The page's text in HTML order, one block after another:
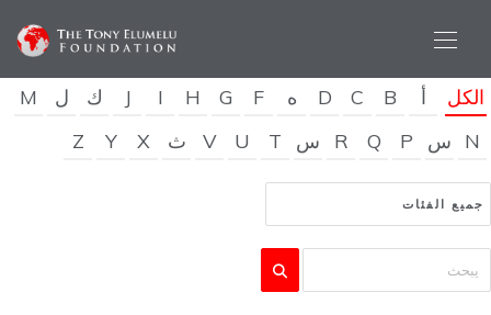
الكل أ B
C
D ه F
G
H
I
J ك ل
M
N
س P
Q
R س T
U
V ث X
Y
Z